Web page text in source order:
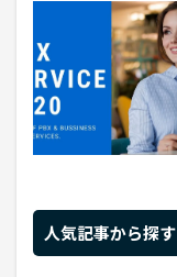
人気記事から探す